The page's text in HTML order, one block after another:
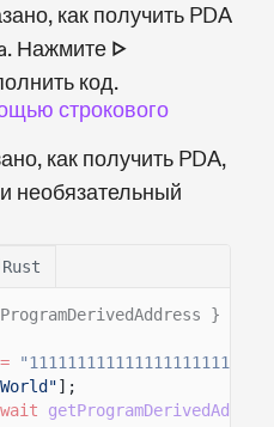
как получить PDA
Нажмите ▷
код.
строкового
как получить PDA,
необязательный
Rust
}
=
];